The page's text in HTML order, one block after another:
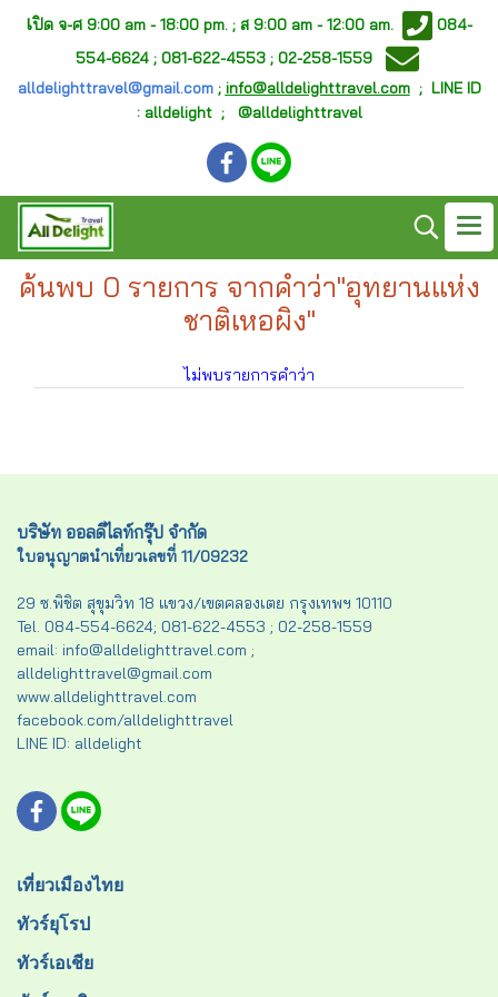
เปิด จ-ศ 9:00 am - 18:00 pm. ; ส 9:00 am - 12:00 am.
084-
554-6624 ; 081-622-4553 ; 02-258-1559
alldelighttravel@gmail.com; info@alldelighttravel.com; LINE ID
: alldelight ; @alldelighttravel
ค้นพบ 0 รายการ จากคำว่า"อุทยานแห่ง
ชาติเหอผิง"
ไม่พบรายการคำว่า
บริษัท ออลดีไลท์กรุ๊ป จำกัด
ใบอนุญาตนำเที่ยวเลขที่ 11/09232
29 ซ.พิชิต สุขุมวิท 18 แขวง/เขตคลองเตย กรุงเทพฯ 10110
Tel. 084-554-6624; 081-622-4553 ; 02-258-1559
email: info@alldelighttravel.com ;
alldelighttravel@gmail.com
www.alldelighttravel.com
facebook.com/alldelighttravel
LINE ID: alldelight
เที่ยวเมืองไทย
ทัวร์ยุโรป
ทัวร์เอเชีย